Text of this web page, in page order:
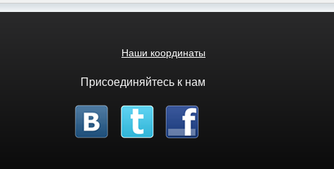
Наши координаты
Присоединяйтесь к нам